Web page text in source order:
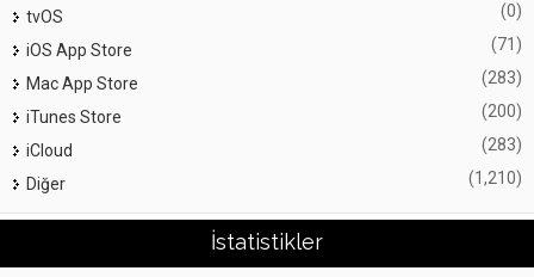
tvOS (0)
iOS App Store (71)
Mac App Store (283)
iTunes Store (200)
iCloud (283)
Diğer (1,210)
İstatistikler